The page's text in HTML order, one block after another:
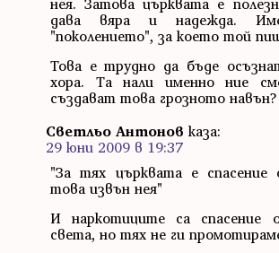
дава вяра и надежда.
"поколението", за което той
Това е трудно да бъде
хора. Та нали именно ние
създават това грозното навън?
Светльо Антонов каза:
29 юни 2009 в 19:37
"За тях църквата е
това извън нея"
И наркотиците са спасение
света, но тях не ги